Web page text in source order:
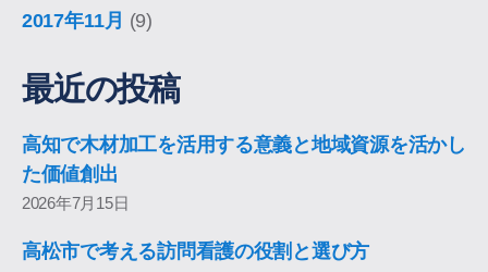
2017年11月 (9)
最近の投稿
高知で木材加工を活用する意義と地域資源を活かし
た価値創出
2026年7月15日
高松市で考える訪問看護の役割と選び方